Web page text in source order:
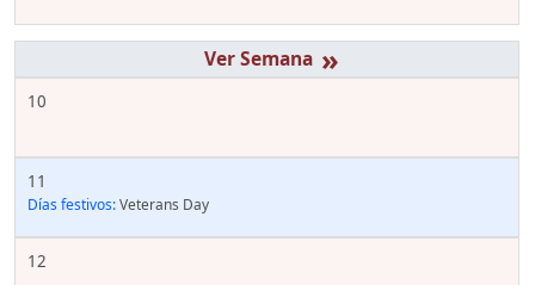
»
10
11
Días festivos:Veterans Day
12